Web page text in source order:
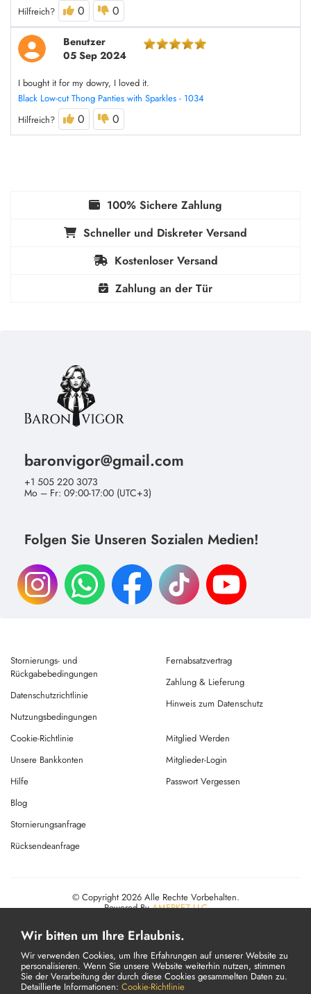
Hilfreich?
0 0
Benutzer
05 Sep 2024
I bought it for my dowry, I loved it.
Black Low-cut Thong Panties with Sparkles - 1034
Hilfreich?
0 0
100% Sichere Zahlung
Schneller und Diskreter Versand
Kostenloser Versand
Zahlung an der Tür
baronvigor@gmail.com
+1 505 220 3073
Mo – Fr: 09:00-17:00 (UTC+3)
Folgen Sie Unseren Sozialen Medien!
Stornierungs- und
Rückgabebedingungen
Datenschutzrichtlinie
Nutzungsbedingungen
Fernabsatzvertrag
Zahlung & Lieferung
Hinweis zum Datenschutz
Cookie-Richtlinie
Unsere Bankkonten
Hilfe
Mitglied Werden
Mitglieder-Login
Passwort Vergessen
Blog
Stornierungsanfrage
Rücksendeanfrage
© Copyright 2026 Alle Rechte Vorbehalten.
Powered ByAMERKEZ LLC
Wir bitten um Ihre Erlaubnis.
Wir verwenden Cookies, um Ihre Erfahrungen auf unserer Website zu
personalisieren. Wenn Sie unsere Website weiterhin nutzen, stimmen
Sie der Verarbeitung der durch diese Cookies gesammelten Daten zu.
Detaillierte Informationen: Cookie-Richtlinie